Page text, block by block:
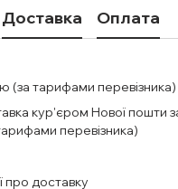
Доставка Оплата
тарифами перевізника)
кур'єром Нової пошти
перевізника)
про доставку